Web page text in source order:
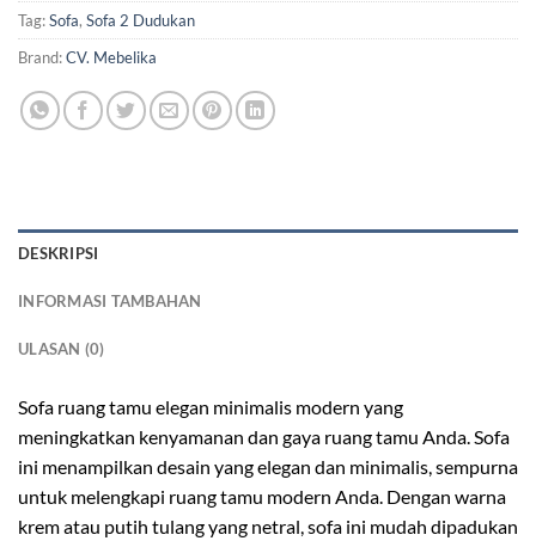
Tag:Sofa, Sofa 2 Dudukan
Brand:CV. Mebelika
DESKRIPSI
INFORMASI TAMBAHAN
ULASAN (0)
Sofa ruang tamu elegan minimalis modern yang
meningkatkan kenyamanan dan gaya ruang tamu Anda. Sofa
ini menampilkan desain yang elegan dan minimalis, sempurna
untuk melengkapi ruang tamu modern Anda. Dengan warna
krem atau putih tulang yang netral, sofa ini mudah dipadukan